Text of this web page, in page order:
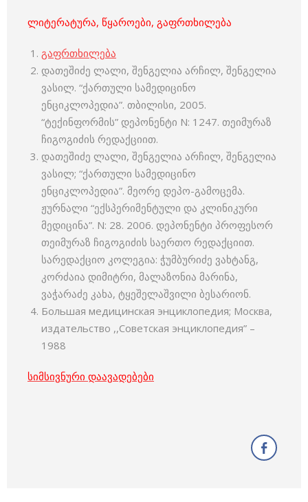
ლიტერატურა, წყაროები, გაფრთხილება
გაფრთხილება
დათეშიძე ლალი, შენგელია არჩილ, შენგელია
ვასილ. “ქართული სამედიცინო
ენციკლოპედია”. თბილისი, 2005.
“ტექინფორმის” დეპონენტი N: 1247. თეიმურაზ
ჩიგოგიძის რედაქციით.
დათეშიძე ლალი, შენგელია არჩილ, შენგელია
ვასილ; “ქართული სამედიცინო
ენციკლოპედია”. მეორე დეპო-გამოცემა.
ჟურნალი “ექსპერიმენტული და კლინიკური
მედიცინა”. N: 28. 2006. დეპონენტი პროფესორ
თეიმურაზ ჩიგოგიძის საერთო რედაქციით.
სარედაქციო კოლეგია: ჭუმბურიძე ვახტანგ,
კორძაია დიმიტრი, მალაზონია მარინა,
ვაჭარაძე კახა, ტყეშელაშვილი ბესარიონ.
Большая медицинская энциклопедия; Москва,
издательство ,,Советская энциклопедия” –
1988
სიმსივნური დაავადებები